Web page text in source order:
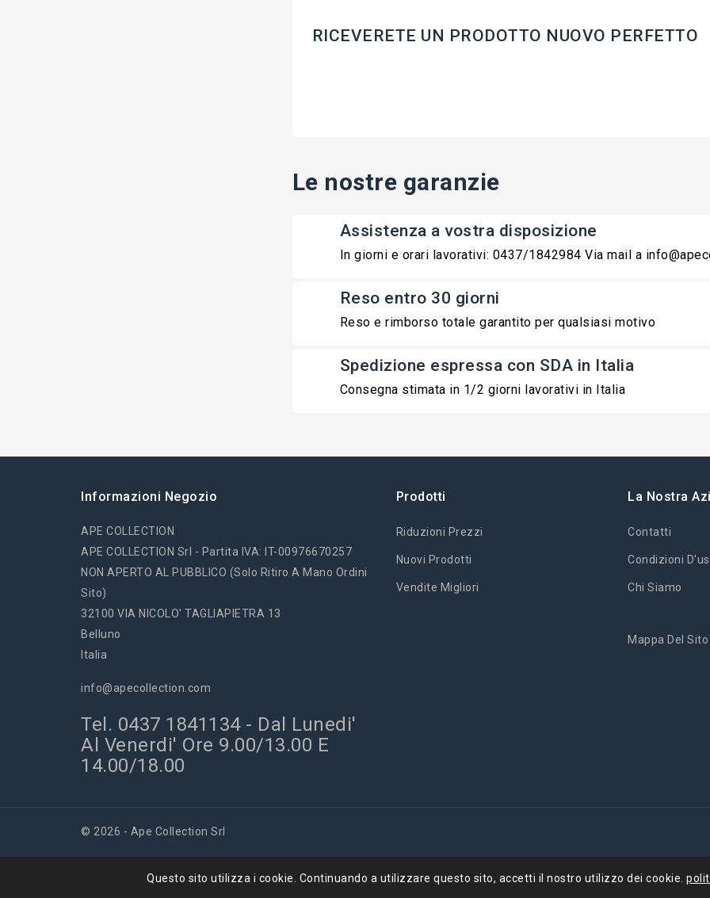
RICEVERETE UN PRODOTTO NUOVO PERFETTO
Le nostre garanzie
Assistenza a vostra disposizione
In giorni e orari lavorativi: 0437/1842984 Via mail a
Reso entro 30 giorni
Reso e rimborso totale garantito per qualsiasi motivo
Spedizione espressa con SDA in Italia
Consegna stimata in 1/2 giorni lavorativi in Italia
Informazioni Negozio
APE COLLECTION
APE COLLECTION Srl - Partita IVA: IT-00976670257
NON APERTO AL PUBBLICO (solo Ritiro A Mano Ordini
Sito)
32100 VIA NICOLO' TAGLIAPIETRA 13
Belluno
Italia
info@apecollection.com
Tel. 0437 1841134 - Dal Lunedi'
Al Venerdi' Ore 9.00/13.00 E
14.00/18.00
Prodotti
Riduzioni Prezzi
Nuovi Prodotti
Vendite Migliori
La Nostra
Contatti
Condizioni
Chi Siamo
Mappa Del Sito
Questo sito utilizza i cookie. Continuando a utilizzare questo sito, accetti il ​​nostro utilizzo dei cookie.
© 2026 - Ape Collection Srl